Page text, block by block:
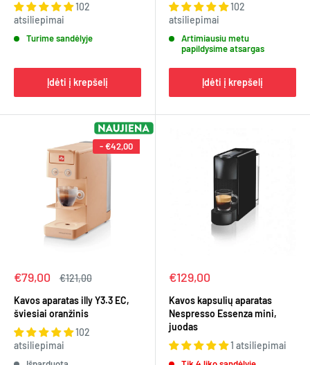
102
atsiliepimai
Turime sandėlyje
Įdėti į krepšelį
102
atsiliepimai
Artimiausiu metu
papildysime atsargas
Įdėti į krepšelį
-€42,00
Kaina
€79,00
Įprasta
€121,00
Kavos aparatas illy Y3.3 EC,
šviesiai oranžinis
102
atsiliepimai
Kaina
€129,00
Kavos kapsulių aparatas
Nespresso Essenza mini,
juodas
1 atsiliepimai